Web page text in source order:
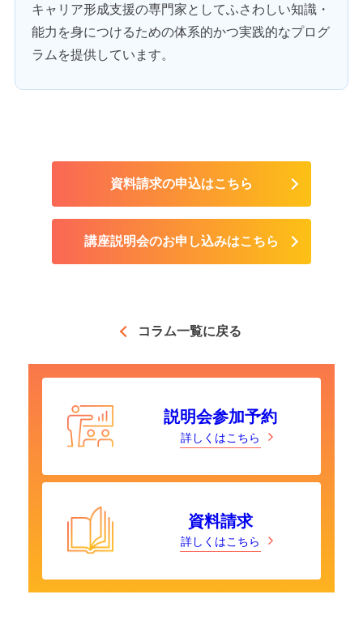
キャリア形成支援の専門家としてふさわしい知識・
能力を身につけるための体系的かつ実践的なプログ
ラムを提供しています。
資料請求の申込はこちら
講座説明会のお申し込みはこちら
コラム一覧に戻る
説明会参加予約
詳しくはこちら
資料請求
詳しくはこちら